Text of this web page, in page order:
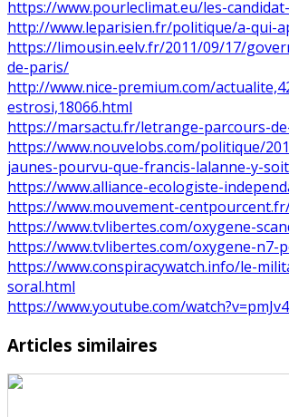
https://www.pourleclimat.eu/les-
http://www.leparisien.fr/politique/a-qui-
https://limousin.eelv.fr/2011/09/17/
de-paris/
http://www.nice-premium.com/
estrosi,18066.html
https://marsactu.fr/letrange-parcours-
https://www.nouvelobs.com/politique/
jaunes-pourvu-que-francis-lalanne-y-
https://www.alliance-ecologiste-
https://www.mouvement-
https://www.tvlibertes.com/oxygene-
https://www.tvlibertes.com/oxygene-n7-
https://www.conspiracywatch.info/le-
soral.html
https://www.youtube.com/
Articles similaires